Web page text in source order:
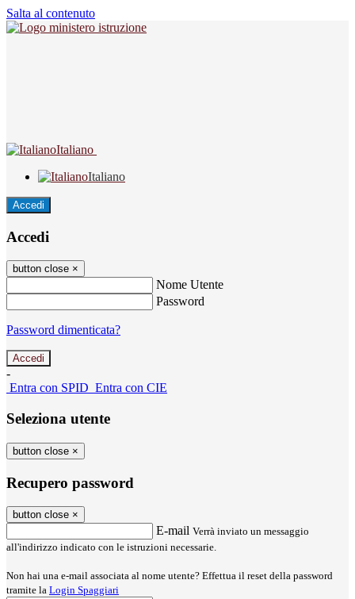
Salta al contenuto
Italiano
Italiano
Accedi
Accedi
button close ×
Nome Utente
Password
Password dimenticata?
-
Entra con SPID Entra con CIE
Seleziona utente
button close ×
Recupero password
button close ×
E-mail Verrà inviato un messaggio
all'indirizzo indicato con le istruzioni necessarie.
Non hai una e-mail associata al nome utente? Effettua il reset della password
tramite la Login Spaggiari